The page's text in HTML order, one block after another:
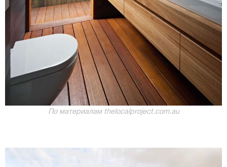
По материалам thelocalproject.com.au